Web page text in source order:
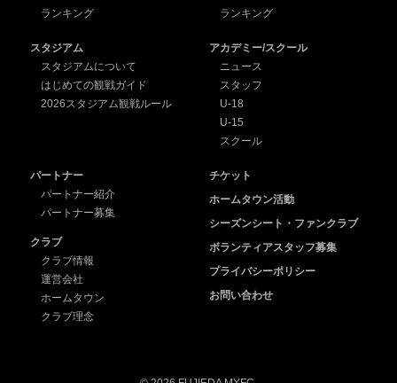
ランキング
ランキング
スタジアム
スタジアムについて
はじめての観戦ガイド
2026スタジアム観戦ルール
アカデミー/スクール
ニュース
スタッフ
U-18
U-15
スクール
パートナー
パートナー紹介
パートナー募集
クラブ
クラブ情報
運営会社
ホームタウン
クラブ理念
チケット
ホームタウン活動
シーズンシート・ファンクラブ
ボランティアスタッフ募集
プライバシーポリシー
お問い合わせ